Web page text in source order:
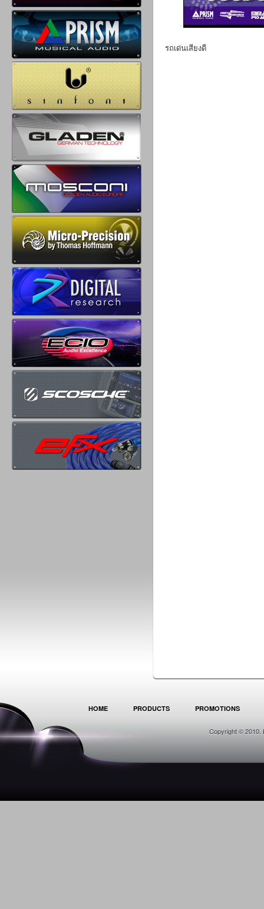
รถเด่นเสียงดี
HOME PRODUCTS PROMOTIONS
Copyright © 2010.